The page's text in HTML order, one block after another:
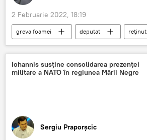
2 Februarie 2022, 18:19
greva foamei deputat
reținut
Politică
Iohannis susține consolidarea prezenței
militare a NATO în regiunea Mării Negre
Sergiu Praporșcic